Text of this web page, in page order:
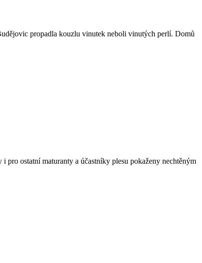
propadla kouzlu vinutek neboli vinutých perlí. Domů
ostatní maturanty a účastníky plesu pokaženy nechtěným